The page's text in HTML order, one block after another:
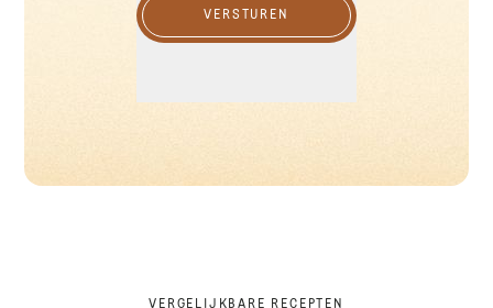
VERSTUREN
VERGELIJKBARE RECEPTEN